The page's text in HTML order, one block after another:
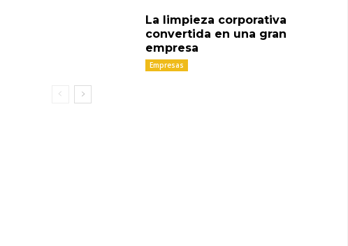
La limpieza corporativa
convertida en una gran
empresa
Empresas